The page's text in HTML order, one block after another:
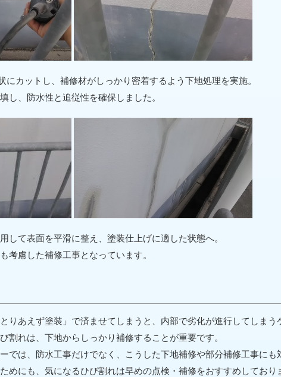
にカットし、補修材がしっかり密着するよう下地処理を実施。
し、防水性と追従性を確保しました。
して表面を平滑に整え、塗装仕上げに適した状態へ。
考慮した補修工事となっています。
りあえず塗装」で済ませてしまうと、内部で劣化が進行してしまう
割れは、下地からしっかり補修することが重要です。
では、防水工事だけでなく、こうした下地補修や部分補修工事にも
めにも、気になるひび割れは早めの点検・補修をおすすめしており